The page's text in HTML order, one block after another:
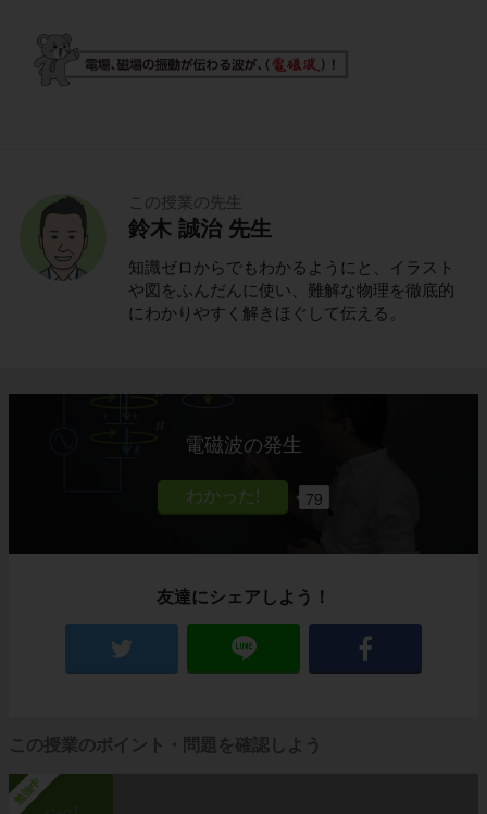
この授業の先生
鈴木 誠治 先生
知識ゼロからでもわかるようにと、イラスト
や図をふんだんに使い、難解な物理を徹底的
にわかりやすく解きほぐして伝える。
電磁波の発生
79
友達にシェアしよう！
この授業のポイント・問題を確認しよう
勉強中